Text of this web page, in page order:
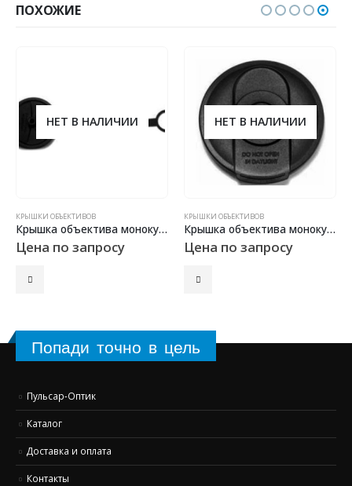
ПОХОЖИЕ
НЕТ В НАЛИЧИИ
КРЫШКИ ОБЪЕКТИВОВ
Крышка объектива монокуляра EXELON
Цена по запросу
НЕТ В НАЛИЧИИ
КРЫШКИ ОБЪЕКТИВОВ
Крышка объектива монокуляра NV 5х60
Цена по запросу
Попади точно в цель
Пульсар-Оптик
Каталог
Доставка и оплата
Контакты